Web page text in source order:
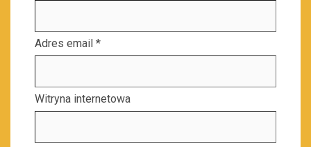
Adres email *
Witryna internetowa